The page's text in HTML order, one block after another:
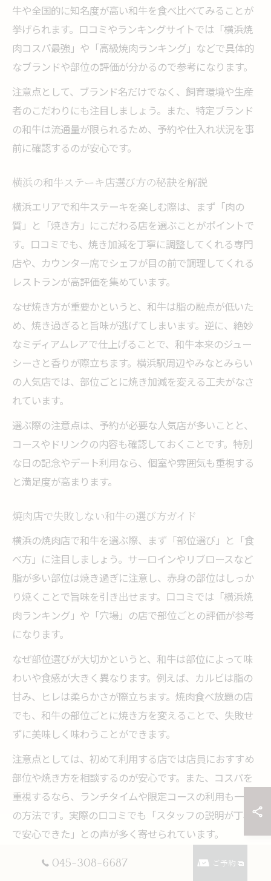
牛や全国的に知名度が高い和牛を食べ比べてみることが
挙げられます。口コミやランキングサイトでは「横浜焼
肉コスパ最強」や「高級焼肉ランキング」などで具体的
なブランドや部位の評価が分かるので参考になります。
注意点として、ブランド名だけでなく、飼育環境や生産
者のこだわりにも注目しましょう。また、特定ブランド
の和牛は流通量が限られるため、予約や仕入れ状況を事
前に確認するのが安心です。
横浜の和牛ステーキ店選び方の秘訣を解説
横浜エリアで和牛ステーキを楽しむ際は、まず「肉の
質」と「焼き方」にこだわる店を選ぶことがポイントで
す。口コミでも、焼き加減を丁寧に調整してくれる専門
店や、カウンター席でシェフが目の前で調理してくれる
レストランが高評価を集めています。
なぜ焼き方が重要かというと、和牛は脂の融点が低いた
め、焼き過ぎると旨味が逃げてしまいます。逆に、絶妙
なミディアムレアで仕上げることで、和牛本来のジュー
シーさと香りが際立ちます。横浜駅周辺やみなとみらい
の人気店では、部位ごとに焼き加減を変える工夫がなさ
れています。
選ぶ際の注意点は、予約が必要な人気店が多いことと、
コースやドリンクの内容も確認しておくことです。特別
な日の記念やデート利用なら、個室や雰囲気も重視する
と満足度が高まります。
焼肉店で失敗しない和牛の選び方ガイド
横浜の焼肉店で和牛を選ぶ際、まず「部位選び」と「食
べ方」に注目しましょう。サーロインやリブロースなど
脂が多い部位は焼き過ぎに注意し、赤身の部位はしっか
り焼くことで旨味を引き出せます。口コミでは「横浜焼
肉ランキング」や「穴場」の店で部位ごとの評価が参考
になります。
なぜ部位選びが大切かというと、和牛は部位によって味
わいや食感が大きく異なります。例えば、カルビは脂の
甘み、ヒレは柔らかさが際立ちます。焼肉食べ放題の店
でも、和牛の部位ごとに焼き方を変えることで、失敗せ
ずに美味しく味わうことができます。
注意点としては、初めて利用する店では店員におすすめ
部位や焼き方を相談するのが安心です。また、コスパを
重視するなら、ランチタイムや限定コースの利用も一つ
の方法です。実際の口コミでも「スタッフの説明が丁寧
で安心できた」との声が多く寄せられています。
045-308-6687 ご予約